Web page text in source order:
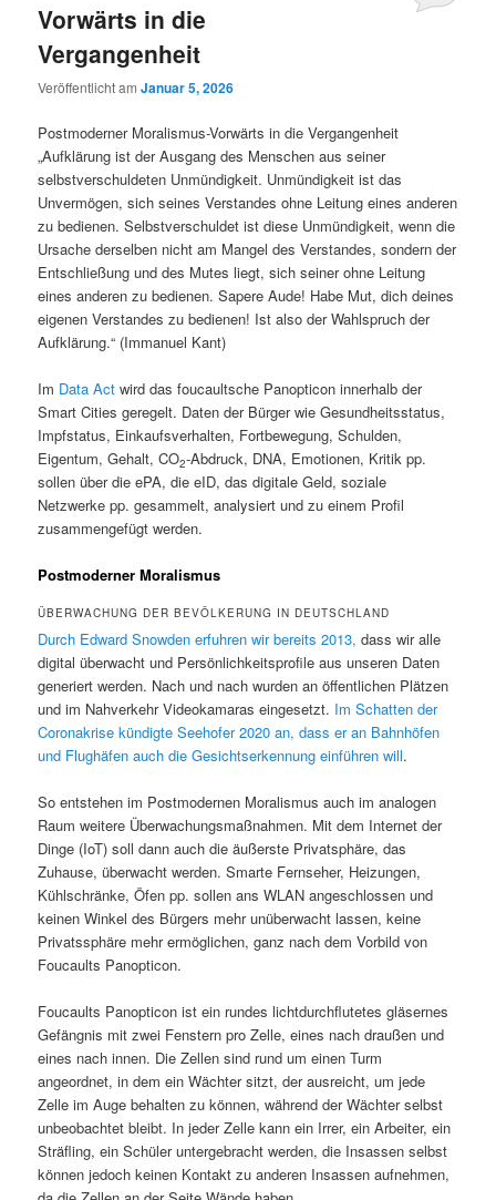
Vorwärts in die
Vergangenheit
Veröffentlicht amJanuar 5, 2026
Postmoderner Moralismus-Vorwärts in die Vergangenheit
„Aufklärung ist der Ausgang des Menschen aus seiner
selbstverschuldeten Unmündigkeit. Unmündigkeit ist das
Unvermögen, sich seines Verstandes ohne Leitung eines anderen
zu bedienen. Selbstverschuldet ist diese Unmündigkeit, wenn die
Ursache derselben nicht am Mangel des Verstandes, sondern der
Entschließung und des Mutes liegt, sich seiner ohne Leitung
eines anderen zu bedienen. Sapere Aude! Habe Mut, dich deines
eigenen Verstandes zu bedienen! Ist also der Wahlspruch der
Aufklärung.“ (Immanuel Kant)
Im Data Actwird das foucaultsche Panopticon innerhalb der
Smart Cities geregelt. Daten der Bürger wie Gesundheitsstatus,
Impfstatus, Einkaufsverhalten, Fortbewegung, Schulden,
Eigentum, Gehalt, CO2-Abdruck, DNA, Emotionen, Kritik pp.
sollen über die ePA, die eID, das digitale Geld, soziale
Netzwerke pp. gesammelt, analysiert und zu einem Profil
zusammengefügt werden.
Postmoderner Moralismus
ÜBERWACHUNG DER BEVÖLKERUNG IN DEUTSCHLAND
Durch Edward Snowden erfuhren wir bereits 2013, dass wir alle
digital überwacht und Persönlichkeitsprofile aus unseren Daten
generiert werden. Nach und nach wurden an öffentlichen Plätzen
und im Nahverkehr Videokamaras eingesetzt. Im Schatten der
Coronakrise kündigte Seehofer 2020 an, dass er an Bahnhöfen
und Flughäfen auch die Gesichtserkennung einführen will.
So entstehen im Postmodernen Moralismus auch im analogen
Raum weitere Überwachungsmaßnahmen. Mit dem Internet der
Dinge (IoT) soll dann auch die äußerste Privatsphäre, das
Zuhause, überwacht werden. Smarte Fernseher, Heizungen,
Kühlschränke, Öfen pp. sollen ans WLAN angeschlossen und
keinen Winkel des Bürgers mehr unüberwacht lassen, keine
Privatssphäre mehr ermöglichen, ganz nach dem Vorbild von
Foucaults Panopticon.
Foucaults Panopticon ist ein rundes lichtdurchflutetes gläsernes
Gefängnis mit zwei Fenstern pro Zelle, eines nach draußen und
eines nach innen. Die Zellen sind rund um einen Turm
angeordnet, in dem ein Wächter sitzt, der ausreicht, um jede
Zelle im Auge behalten zu können, während der Wächter selbst
unbeobachtet bleibt. In jeder Zelle kann ein Irrer, ein Arbeiter, ein
Sträfling, ein Schüler untergebracht werden, die Insassen selbst
können jedoch keinen Kontakt zu anderen Insassen aufnehmen,